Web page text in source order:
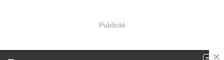
Publicité